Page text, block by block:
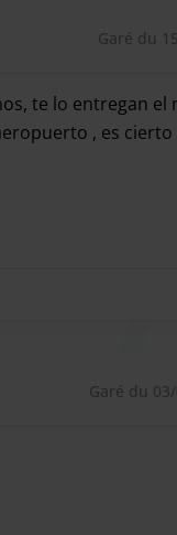
de l'aéroport de
couverte, et grâce
Garé du
te lo entregan
, es
Garé du